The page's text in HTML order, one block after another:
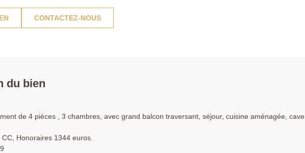
CONTACTEZ-NOUS
du bien
de 4 pièces , 3 chambres, avec grand balcon traversant, séjour, cuisine aménagée, cave
Honoraires 1344 euros.